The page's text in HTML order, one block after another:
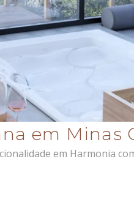
em Minas
em Harmonia